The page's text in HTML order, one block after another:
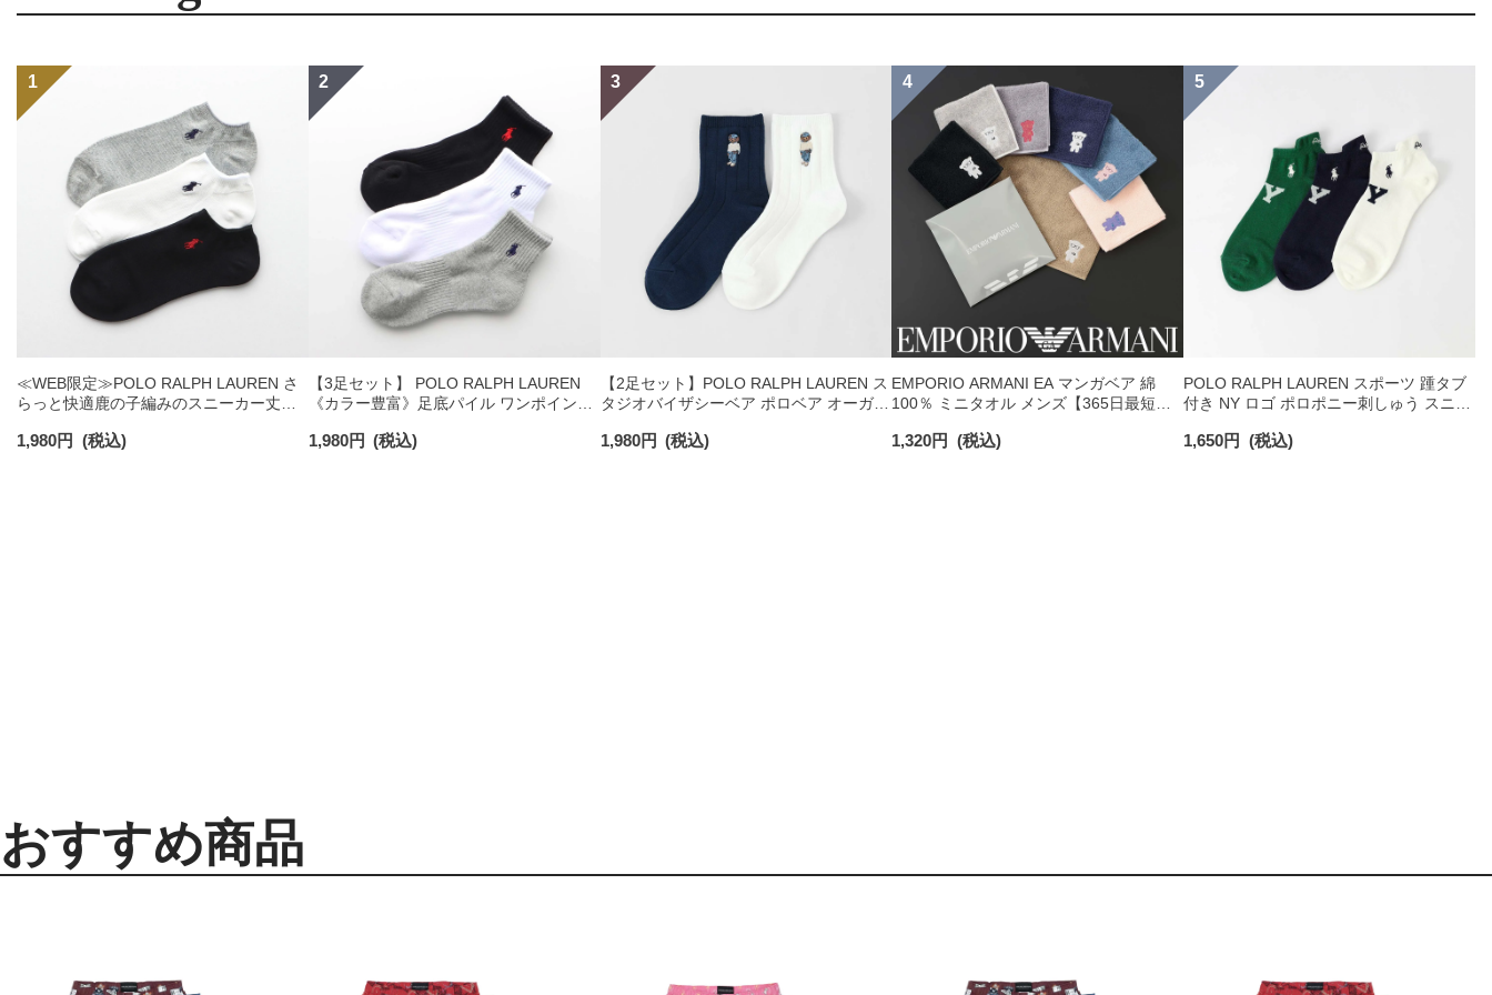
≪WEB限定≫POLO RALPH LAUREN さ
らっと快適鹿の子編みのスニーカー丈ソ
ズ レディース 92022800
1,980円 (税込)
【3足セット】 POLO RALPH LAUREN
《カラー豊富》足底パイル ワンポイント
ンズ 92009604
1,980円 (税込)
【2足セット】POLO RALPH LAUREN ス
タジオバイザシーベア ポロベア オーガニ
ンズ レディース 92009650
1,980円 (税込)
EMPORIO ARMANI EA マンガベア 綿
100％ ミニタオル メンズ【365日最短翌
1,320円 (税込)
POLO RALPH LAUREN スポーツ 踵タブ
付き NY ロゴ ポロポニー刺しゅう スニー
ソックス 02022328
1,650円 (税込)
おすすめ商品